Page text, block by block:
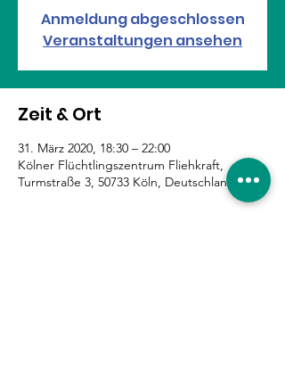
Anmeldung abgeschlossen
Veranstaltungen ansehen
Zeit & Ort
31. März 2020, 18:30 – 22:00
Kölner Flüchtlingszentrum Fliehkraft,
Turmstraße 3, 50733 Köln, Deutschland